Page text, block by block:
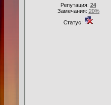
Репутация: 24
Замечания: 20%
Статус: